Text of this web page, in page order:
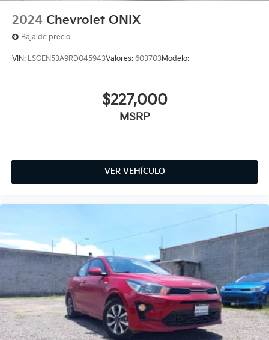
2024 Chevrolet ONIX
Baja de precio
VIN: LSGEN53A9RD045943Valores: 603703Modelo:
$227,000
MSRP
VER VEHÍCULO